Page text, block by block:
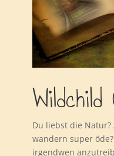
Du liebst die
wandern super
irgendwen